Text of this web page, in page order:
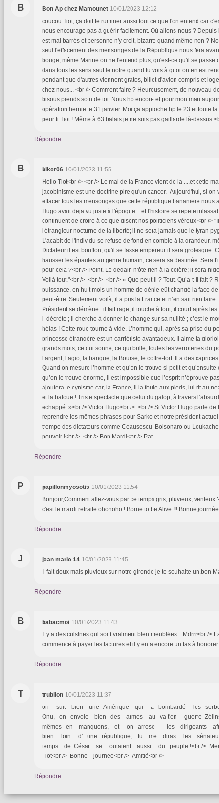
B Bon Ap chez Mamounet 10/01/2023 12:12
coucou Tiot, ça doit te ruminer aussi tout ce que l'on entend car
nous encourage pas à guérir facilement. Où allons-nous ? Depuis
est mal barrés et personne n'y croit, bizarre quand même non ?
seul l'effacement des mensonges de la République nous fera
bouge, même Marine on ne l'entend plus, qu'est-ce qu'il se passe
dans tous les sens sauf le notre quand tu vois à quoi on en est
pendant que d'autres viennent gratos, billet d'avion compris et
chez nous... <br /> Comment faire ? Heureusement, de nouveau
bisous prends soin de toi. Nous hp encore et pour mon mari
opération hernie le 31 janvier. Moi ça approche hp le 23 et toute
peur ti Tiot ! Même à 63 balais je ne suis pas gaillarde là-
Répondre
B biker06 10/01/2023 11:55
Hello Tiot<br /> <br /> Le mal de la France vient de la ....et cette
jacobinisme est une doctrine pire qu'un cancer. Aujourd'hui, si on
effacer tous les mensonges que cette république bananiere nous
Hugo avait deja vu juste à l'époque ...et l'histoire se repete
continuent de croire à ce que disent nos politiciens véreux.<br />
l'étrangleur nocturne de la liberté; il ne sera jamais que le tyran
L'acabit de l'individu se refuse de fond en comble à la grandeur,
Dictateur il est bouffon; qu'il se fasse empereur il sera grotesque.
hausser les épaules au genre humain, ce sera sa destinée. Sera
pour cela ?<br /> Point. Le dedain n'ôte rien à la colère; il sera
Voilà tout."<br /> <br /> <br /> « Que peut-il ? Tout. Qu’a-t-il fait ?
puissance, en huit mois un homme de génie eût changé la face de
peut-être. Seulement voilà, il a pris la France et n’en sait rien
Président se démène : il fait rage, il touche à tout, il court après
il décrète ; il cherche à donner le change sur sa nullité ; c’est le
hélas ! Cette roue tourne à vide. L’homme qui, après sa prise du
princesse étrangère est un carriériste avantageux. Il aime la
grands mots, ce qui sonne, ce qui brille, toutes les verroteries du
l’argent, l’agio, la banque, la Bourse, le coffre-fort. Il a des
Quand on mesure l’homme et qu’on le trouve si petit et
qu’on le trouve énorme, il est impossible que l’esprit n’éprouve
ajoutera le cynisme car, la France, il la foule aux pieds, lui rit au
et la bafoue ! Triste spectacle que celui du galop, à travers
échappé. »<br /> Victor Hugo<br /> <br /> Si Victor Hugo parle de
reprendre les mêmes phrases pour Sarko et notre président
trempe des dictateurs comme Ceausescu, Bolsonaro ou
pouvoir !<br /> <br /> Bon Mardi<br /> Pat
Répondre
P papillonmyosotis 10/01/2023 11:54
Bonjour,Comment allez-vous par ce temps gris, pluvieux, venteux
c'est le mardi retraite ohohoho ! Borne to be Alive !!! Bonne
Répondre
J jean marie 14 10/01/2023 11:45
Il fait doux mais pluvieux sur notre gironde je te souhaite un.bon
Répondre
B babacmoi 10/01/2023 11:43
Il y a des cuisines qui sont vraiment bien meublées... Mdrrr<br />
commence à payer les factures et il y en a encore un tas à
Répondre
T trublion 10/01/2023 11:37
on suit bien une Amérique qui a bombardé les
Onu, on envoie bien des armes au va t'en guerre
mêmes en manquons, et on arrose les dirigeants
bien loin d' une république, tu me diras les
temps de César se foutaient aussi du peuple !<br />
Tiot<br /> Bonne journée<br /> Amitié<br />
Répondre